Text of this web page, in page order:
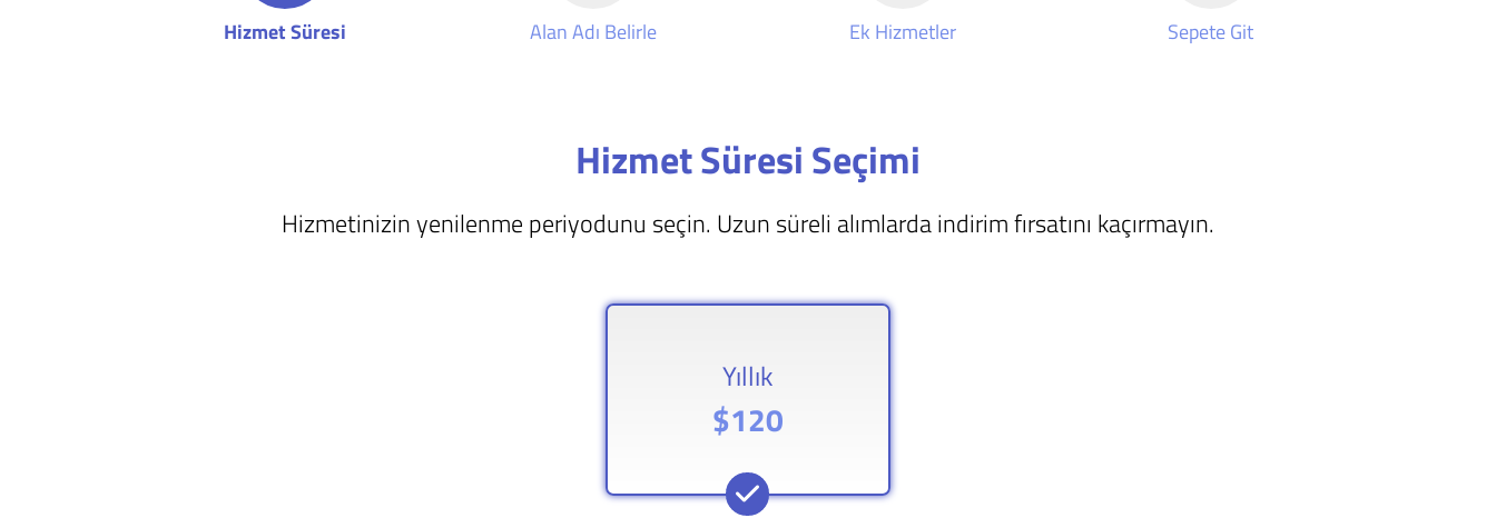
Hizmet Süresi Alan Adı Belirle Ek Hizmetler Sepete Git
Hizmet Süresi Seçimi
Hizmetinizin yenilenme periyodunu seçin. Uzun süreli alımlarda indirim fırsatını kaçırmayın.
Yıllık
$120